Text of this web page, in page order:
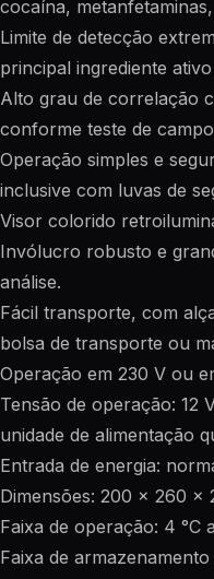
cocaína,
Limite de detecção
principal ingrediente
Alto grau de correlação
conforme teste de
Operação simples e
inclusive com luvas de
Visor colorido
Invólucro robusto e
análise.
Fácil transporte, com
bolsa de transporte ou
Operação em 230 V ou
Tensão de operação: 12
unidade de alimentação
Entrada de energia:
Dimensões: 200 x 260 x
Faixa de operação: 4 °C
Faixa de